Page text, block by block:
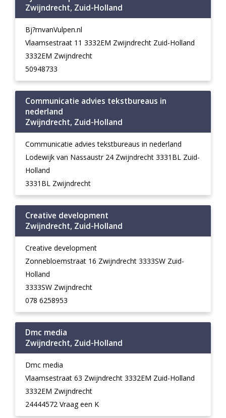
Zwijndrecht, Zuid-Holland
Bj?rnvanVulpen.nl
Vlaamsestraat 11 3332EM Zwijndrecht Zuid-Holland
3332EM Zwijndrecht
50948733
Communicatie advies tekstbureaus in
nederland
Zwijndrecht, Zuid-Holland
Communicatie advies tekstbureaus in nederland
Lodewijk van Nassaustr 24 Zwijndrecht 3331BL Zuid-
Holland
3331BL Zwijndrecht
Creative development
Zwijndrecht, Zuid-Holland
Creative development
Zonnebloemstraat 16 Zwijndrecht 3333SW Zuid-
Holland
3333SW Zwijndrecht
078 6258953
Dmc media
Zwijndrecht, Zuid-Holland
Dmc media
Vlaamsestraat 63 Zwijndrecht 3332EM Zuid-Holland
3332EM Zwijndrecht
24444572 Vraag een K